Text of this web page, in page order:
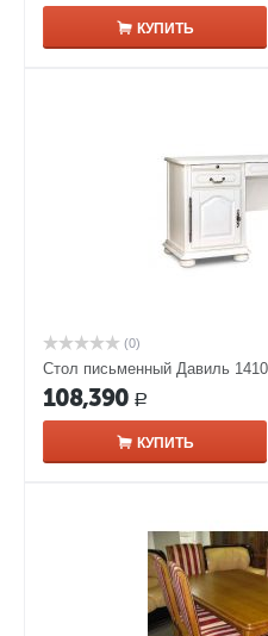
КУПИТЬ
(0)
Стол письменный Давиль
108,390 Р
КУПИТЬ